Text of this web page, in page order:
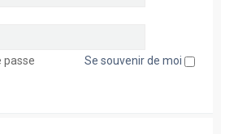
passe Se souvenir de moi